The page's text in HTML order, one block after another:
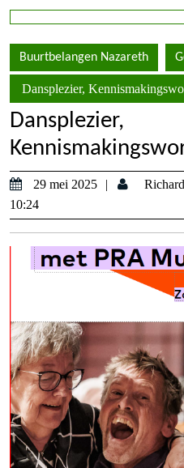
Buurtbelangen Nazareth
Dansplezier,
Dansplezier,
29 mei 2025
29
2025
10:24